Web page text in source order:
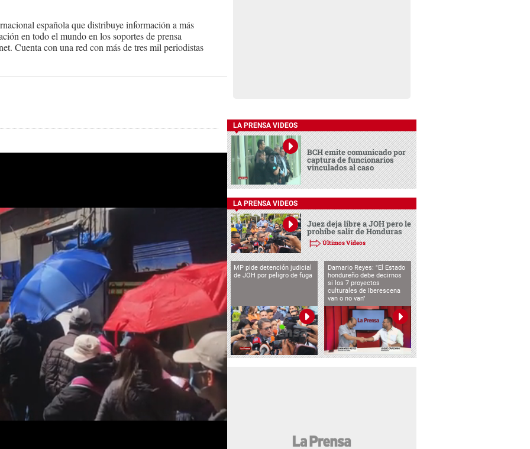
española que distribuye información a más
en todo el mundo en los soportes de prensa
Cuenta con una red con más de tres mil periodistas
LA PRENSA VIDEOS
BCH emite comunicado por
captura de funcionarios
vinculados al caso
LA PRENSA VIDEOS
Juez deja libre a JOH pero le
prohíbe salir de Honduras
Últimos Videos
MP pide detención judicial
de JOH por peligro de fuga
Damario Reyes: "El Estado
hondureño debe decirnos
si los 7 proyectos
culturales de Iberescena
van o no van"